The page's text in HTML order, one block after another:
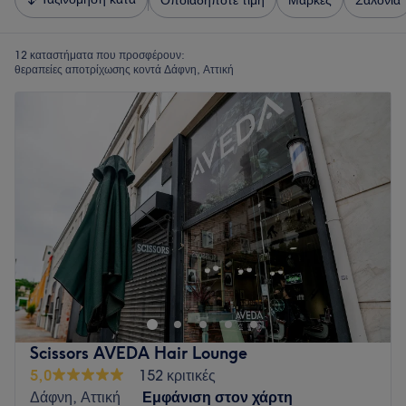
12 καταστήματα που προσφέρουν:
θεραπείες αποτρίχωσης κοντά Δάφνη, Αττική
Scissors AVEDA Hair Lounge
5,0
152 κριτικές
Δάφνη, Αττική
Εμφάνιση στον χάρτη